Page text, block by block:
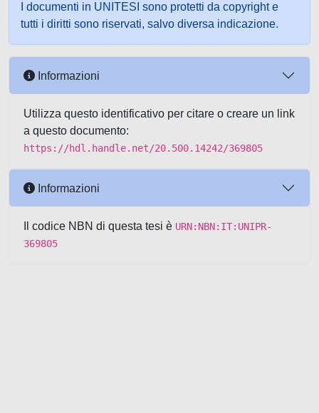
I documenti in UNITESI sono protetti da copyright e
tutti i diritti sono riservati, salvo diversa indicazione.
Informazioni
Utilizza questo identificativo per citare o creare un link
a questo documento:
https://hdl.handle.net/20.500.14242/369805
Informazioni
Il codice NBN di questa tesi è URN:NBN:IT:UNIPR-
369805